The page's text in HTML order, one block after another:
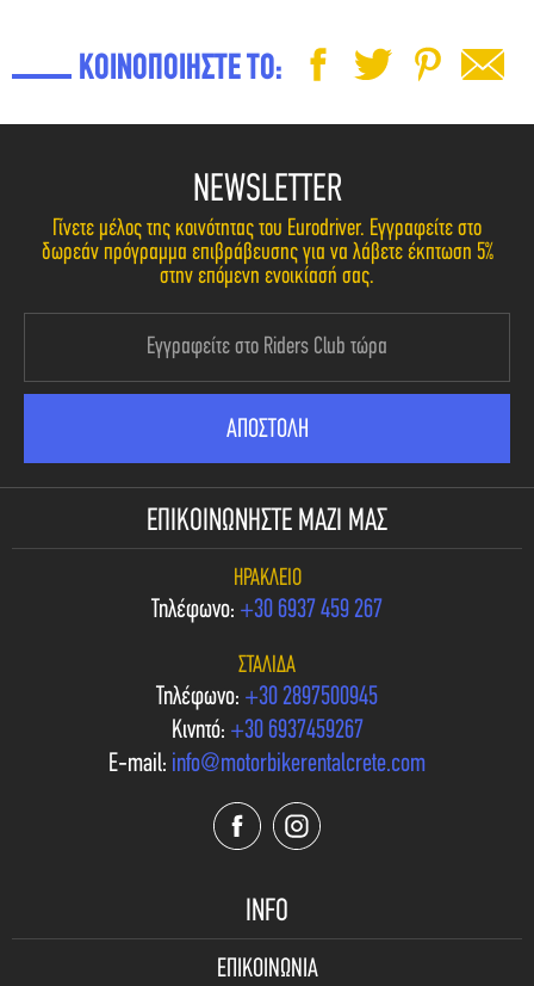
ΚΟΙΝΟΠΟΙΗΣΤΕ ΤΟ:
NEWSLETTER
Γίνετε μέλος της κοινότητας του Eurodriver. Εγγραφείτε στο
δωρεάν πρόγραμμα επιβράβευσης για να λάβετε έκπτωση 5%
στην επόμενη ενοικίασή σας.
ΕΠΙΚΟΙΝΩΝΗΣΤΕ ΜΑΖΙ ΜΑΣ
ΗΡΆΚΛΕΙΟ
Τηλέφωνο: +30 6937 459 267
ΣΤΑΛΊΔΑ
Τηλέφωνο: +30 2897500945
Κινητό: +30 6937459267
E-mail: info@motorbikerentalcrete.com
INFO
ΕΠΙΚΟΙΝΩΝΙΑ